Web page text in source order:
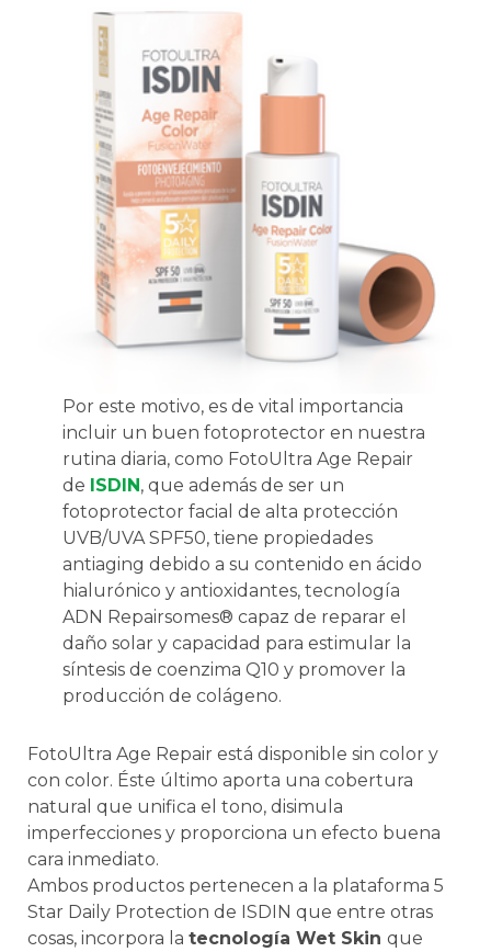
Por este motivo, es de vital importancia
incluir un buen fotoprotector en nuestra
rutina diaria, como FotoUltra Age Repair
de ISDIN, que además de ser un
fotoprotector facial de alta protección
UVB/UVA SPF50, tiene propiedades
antiaging debido a su contenido en ácido
hialurónico y antioxidantes, tecnología
ADN Repairsomes® capaz de reparar el
daño solar y capacidad para estimular la
síntesis de coenzima Q10 y promover la
producción de colágeno.
FotoUltra Age Repair está disponible sin color y
con color. Éste último aporta una cobertura
natural que unifica el tono, disimula
imperfecciones y proporciona un efecto buena
cara inmediato.
Ambos productos pertenecen a la plataforma 5
Star Daily Protection de ISDIN que entre otras
cosas, incorpora la tecnología Wet Skin que